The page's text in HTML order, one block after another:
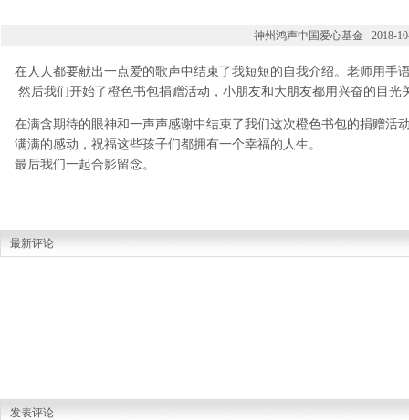
神州鸿声中国爱心基金 2018-
在人人都要献出一点爱的歌声中结束了我短短的自我介绍。老师用手
然后我们开始了橙色书包捐赠活动，小朋友和大朋友都用兴奋的目
在满含期待的眼神和一声声感谢中结束了我们这次橙色书包的捐赠
满满的感动，祝福这些孩子们都拥有一个幸福的人生。
最后我们一起合影留念。
最新评论
发表评论